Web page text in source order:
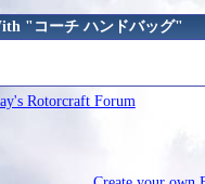
"コーチ ハンドバッグ"
Rotorcraft Forum